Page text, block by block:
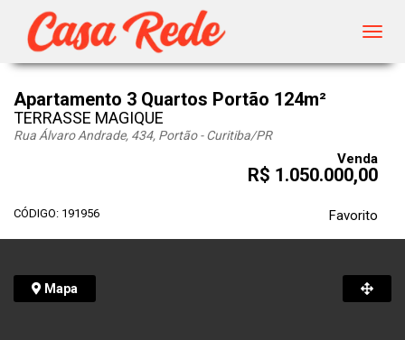
Apartamento 3 Quartos Portão 124m²
TERRASSE MAGIQUE
Rua Álvaro Andrade, 434, Portão - Curitiba/PR
Venda
R$ 1.050.000,00
CÓDIGO: 191956 Favorito
Mapa